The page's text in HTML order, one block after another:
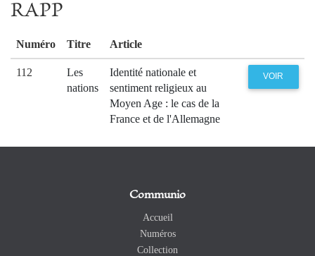
RAPP
Numéro Titre Article
112
Les
nations
Identité nationale et
sentiment religieux au
Moyen Age : le cas de la
France et de l'Allemagne
VOIR
Communio
Accueil
Numéros
Collection